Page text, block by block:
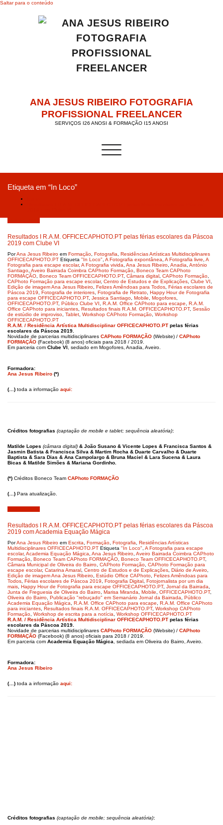
Saltar para o conteúdo
ANA JESUS RIBEIRO FOTOGRAFIA
PROFISSIONAL FREELANCER
SERVIÇOS I26 ANOSI & FORMAÇÃO I15 ANOSI
Alternar a navegação
Etiqueta em “In Loco”
Resultados I R.A.M. OFFICECAPHOTO.PT pelas férias escolares da Páscoa
2019 com Clube VI
PorAna Jesus Ribeiro em Formação Fotografia
Residências Artísticas Multidisciplinares
OFFICECAPHOTO.PT Etiqueta "In Loco" A Fotografia expontânea A Fotografia livre A
Fotografia para escape escolar, A Fotografia vivida Ana Jesus Ribeiro Anadia António
Santiago Aveiro Bairrada Coimbra CAPhoto Formação Boneco Team CAPhoto
FORMAÇÃO Boneco Team OFFICECAPHOTO.PT, Câmara digital CAPhoto Formação
CAPhoto Formação para escape escolar, Centro de Estudos e de Explicações Clube VI
Edição de imagem Ana Jesus Ribeiro Felizes Amêndoas para Todos Férias escolares de
Páscoa 2019
Fotografia de interiores Fotografia de Retrato Happy Hour de Fotografia
para escape OFFICECAPHOTO.PT, Jessica Santiago Mobile Mogofores
OFFICECAPHOTO.PT, Público Clube VI R.A.M. Office CAPhoto para escape
R.A.M.
Office CAPhoto para iniciantes Resultados finais R.A.M. OFFICECAPHOTO.PT, Sessão
de estúdio de improviso Tablet Workshop CAPhoto Formação Workshop
OFFICECAPHOTO.PT
R.A.M. / Residência Artística Multidisciplinar OFFICECAPHOTO.PT pelas férias
escolares da Páscoa 2019.
Novidade de parcerias multidisciplinares CAPhoto FORMAÇÃO (Website) / CAPhoto
FORMAÇÃO (Facebook) (8 anos) oficiais para 2018 / 2019.
Em parceria com Clube VI , sediado em Mogofores, Anadia, Aveiro.
Formadora:
Ana Jesus Ribeiro (*)
(…) toda a informação aqui:
Créditos fotografias (captação de mobile e tablet; sequência aleatória):
Matilde Lopes (câmara digital) & João Susano & Vicente Lopes & Francisca Santos &
Jasmin Batista & Francisca Silva & Martim Rocha & Duarte Carvalho & Duarte
Baptista & Sara Dias & Ana Campolargo & Bruna Maciel & Lara Sucena & Laura
Bicas & Matilde Simões & Mariana Gordinho.
(*) Créditos Boneco Team CAPhoto FORMAÇÃO
(…) Para atualização.
Resultados I R.A.M. OFFICECAPHOTO.PT pelas férias escolares da Páscoa
2019 com Academia Equação Mágica
PorAna Jesus Ribeiro em Escrita Formação Fotografia
Residências Artísticas
Multidisciplinares OFFICECAPHOTO.PT Etiqueta "In Loco" A Fotografia para escape
escolar, Academia Equação Mágica Ana Jesus Ribeiro Aveiro Bairrada Coimbra CAPhoto
Formação Boneco Team CAPhoto FORMAÇÃO Boneco Team OFFICECAPHOTO.PT,
Câmara Municipal de Oliveira do Bairro CAPhoto Formação CAPhoto Formação para
escape escolar, Catarina Amaral Centro de Estudos e de Explicações Diário de Aveiro
Edição de imagem Ana Jesus Ribeiro Estúdio Office CAPhoto Felizes Amêndoas para
Todos Férias escolares de Páscoa 2019 Fotografia Digital Fotojornalista por um dia
mais Happy Hour de Fotografia para escape OFFICECAPHOTO.PT, Jornal da Bairrada
Junta de Freguesia de Oliveira do Bairro Marisa Miranda Mobile OFFICECAPHOTO.PT,
Oliveira do Bairro Publicação "rebuçado" em Semanário Jornal da Bairrada
Público
Academia Equação Mágica
R.A.M. Office CAPhoto para escape
R.A.M. Office CAPhoto
para iniciantes Resultados finais R.A.M. OFFICECAPHOTO.PT, Workshop CAPhoto
Formação Workshop de escrita para a notícia
Workshop OFFICECAPHOTO.PT
R.A.M. / Residência Artística Multidisciplinar OFFICECAPHOTO.PT pelas férias
escolares da Páscoa 2019.
Novidade de parcerias multidisciplinares CAPhoto FORMAÇÃO (Website) / CAPhoto
FORMAÇÃO (Facebook) (8 anos) oficiais para 2018 / 2019.
Em parceria com Academia Equação Mágica , sediada em Oliveira do Bairro, Aveiro.
Formadora:
Ana Jesus Ribeiro
(…) toda a informação aqui:
Créditos fotografias (captação de mobile; sequência aleatória):